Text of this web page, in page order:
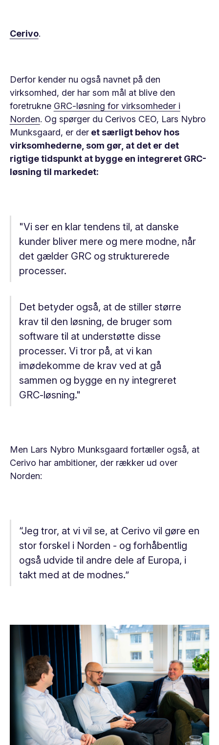
Cerivo.
Derfor kender nu også navnet på den
virksomhed, der har som mål at blive den
foretrukne GRC-løsning for virksomheder i
Norden. Og spørger du Cerivos CEO, Lars Nybro
Munksgaard, er deret særligt behov hos
virksomhederne, som gør, at det er det
rigtige tidspunkt at bygge en integreret GRC-
løsning til markedet:
"Vi ser en klar tendens til, at danske
kunder bliver mere og mere modne, når
det gælder GRC og strukturerede
processer.
Det betyder også, at de stiller større
krav til den løsning, de bruger som
software til at understøtte disse
processer. Vi tror på, at vi kan
imødekomme de krav ved at gå
sammen og bygge en ny integreret
GRC-løsning."
Men Lars Nybro Munksgaard fortæller også, at
Cerivo har ambitioner, der rækker ud over
Norden:
“Jeg tror, at vi vil se, at Cerivo vil gøre en
stor forskel i Norden - og forhåbentlig
også udvide til andre dele af Europa, i
takt med at de modnes.”